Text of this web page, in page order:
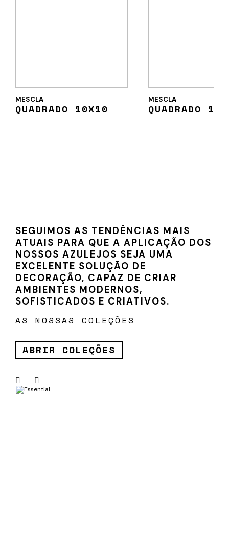
MESCLA
QUADRADO 10X10
MESCLA
QUADRADO
SEGUIMOS AS TENDÊNCIAS MAIS
ATUAIS PARA QUE A APLICAÇÃO DOS
NOSSOS AZULEJOS SEJA UMA
EXCELENTE SOLUÇÃO DE
DECORAÇÃO, CAPAZ DE CRIAR
AMBIENTES MODERNOS,
SOFISTICADOS E CRIATIVOS.
AS NOSSAS COLEÇÕES
ABRIR COLEÇÕES